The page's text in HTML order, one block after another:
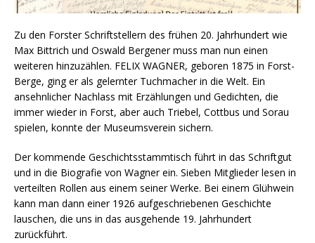
Zu den Forster Schriftstellern des frühen 20. Jahrhundert wie
Max Bittrich und Oswald Bergener muss man nun einen
weiteren hinzuzählen. FELIX WAGNER, geboren 1875 in Forst-
Berge, ging er als gelernter Tuchmacher in die Welt. Ein
ansehnlicher Nachlass mit Erzählungen und Gedichten, die
immer wieder in Forst, aber auch Triebel, Cottbus und Sorau
spielen, konnte der Museumsverein sichern.
Der kommende Geschichtsstammtisch führt in das Schriftgut
und in die Biografie von Wagner ein. Sieben Mitglieder lesen in
verteilten Rollen aus einem seiner Werke. Bei einem Glühwein
kann man dann einer 1926 aufgeschriebenen Geschichte
lauschen, die uns in das ausgehende 19. Jahrhundert
zurückführt.